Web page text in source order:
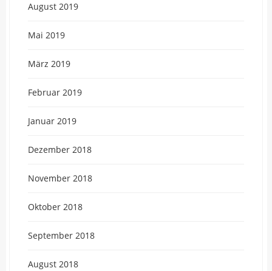
August 2019
Mai 2019
März 2019
Februar 2019
Januar 2019
Dezember 2018
November 2018
Oktober 2018
September 2018
August 2018